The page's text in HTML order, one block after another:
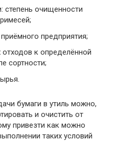
степень очищенности
предприятия;
к определённой
сортности;
бумаги в утиль можно,
и очистить от
привезти как можно
таких условий